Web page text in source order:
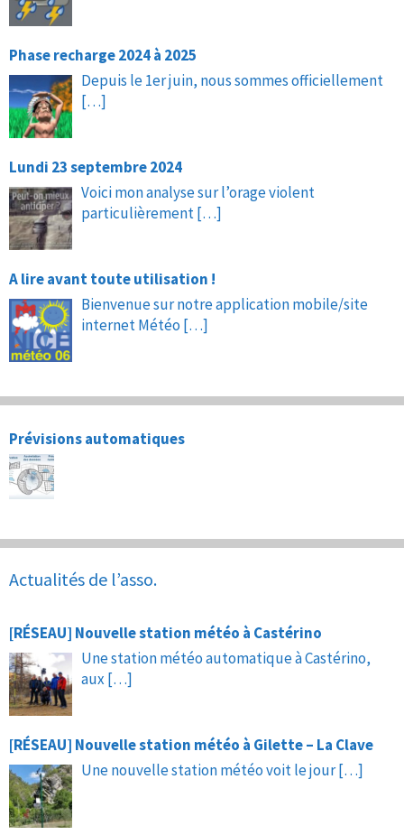
Phase recharge 2024 à 2025
Depuis le 1er juin, nous sommes officiellement
[…]
Lundi 23 septembre 2024
Voici mon analyse sur l’orage violent
particulièrement[…]
A lire avant toute utilisation !
Bienvenue sur notre application mobile/site
internet Météo […]
Prévisions automatiques
Actualités de l’asso.
[RÉSEAU] Nouvelle station météo à Castérino
Une station météo automatique à Castérino,
aux […]
[RÉSEAU] Nouvelle station météo à Gilette – La Clave
Une nouvelle station météo voit le jour[…]